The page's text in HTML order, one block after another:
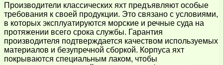
Производители классических яхт предъявляют особые
требования к своей продукции. Это связано с условиями,
в которых эксплуатируются морские и речные суда на
протяжении всего срока службы. Гарантия
производителя подтверждается качеством используемых
материалов и безупречной сборкой. Корпуса яхт
покрываются специальным лаком, чтобы